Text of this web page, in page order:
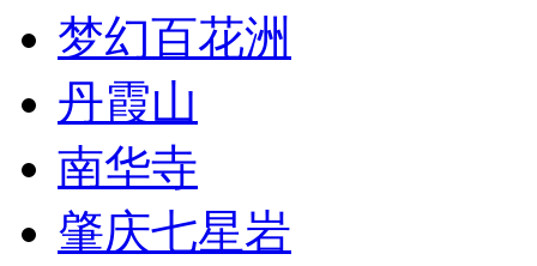
梦幻百花洲
丹霞山
南华寺
肇庆七星岩